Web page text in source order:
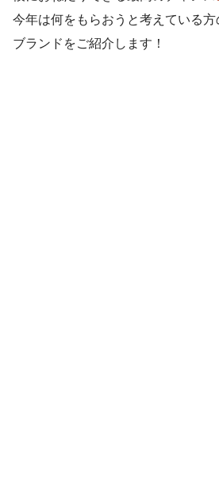
今年は何をもらおうと考えている
ブランドをご紹介します！